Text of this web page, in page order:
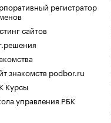
регистратор
сайтов
знакомств podbor.ru
Курсы
управления РБК